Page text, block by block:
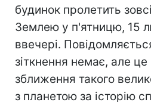
будинок пролетить
Землею у п'ятницю, 15
ввечері.
зіткнення немає, але це
зближення такого
з планетою за історію